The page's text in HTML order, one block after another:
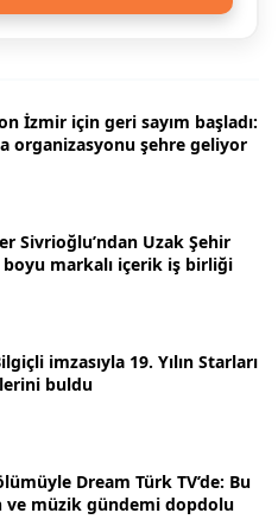
İzmir için geri sayım başladı:
organizasyonu şehre geliyor
Sivrioğlu’ndan Uzak Şehir
markalı içerik iş birliği
imzasıyla 19. Yılın Starları
buldu
Dream Türk TV’de: Bu
ve müzik gündemi dopdolu